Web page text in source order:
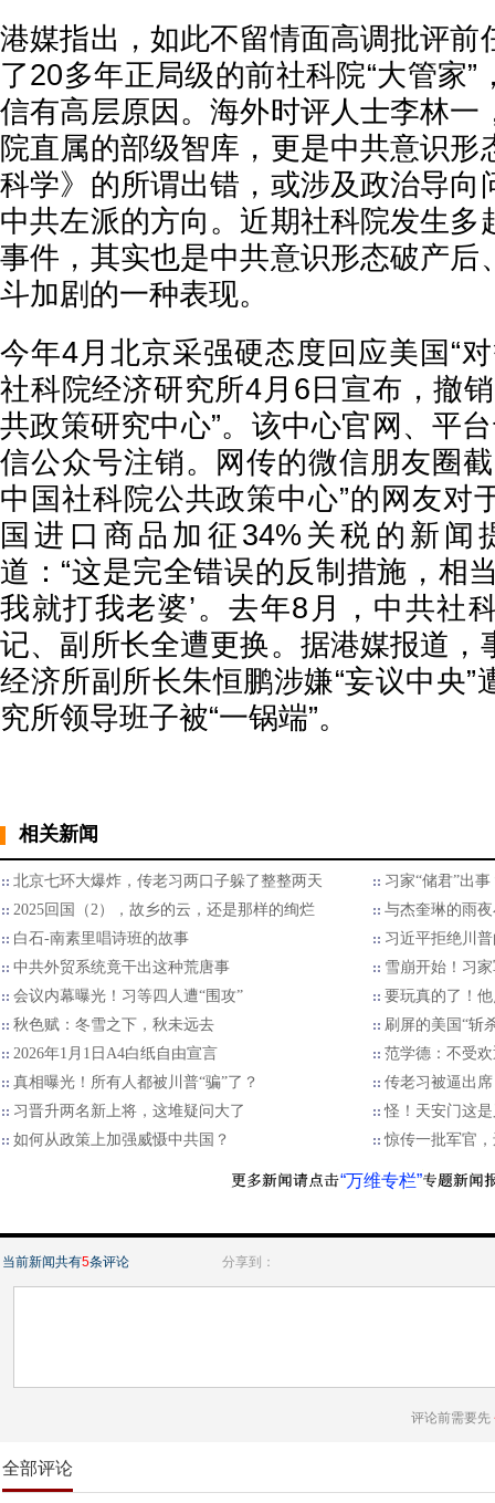
港媒指出，如此不留情面高调批评前
了20多年正局级的前社科院“大管家
信有高层原因。海外时评人士李林一
院直属的部级智库，更是中共意识形
科学》的所谓出错，或涉及政治导向
中共左派的方向。近期社科院发生多
事件，其实也是中共意识形态破产后
斗加剧的一种表现。
今年4月北京采强硬态度回应美国“
社科院经济研究所4月6日宣布，撤
共政策研究中心”。该中心官网、平
信公众号注销。网传的微信朋友圈
中国社科院公共政策中心”的网友对
国进口商品加征34%关税的新闻
道：“这是完全错误的反制措施，相
我就打我老婆’。去年8月，中共社
记、副所长全遭更换。据港媒报道，
经济所副所长朱恒鹏涉嫌“妄议中央”
究所领导班子被“一锅端”。
相关新闻
北京七环大爆炸，传老习两口子躲了整整两天
习家“储君”出
2025回国（2），故乡的云，还是那样的绚烂
与杰奎琳的雨
白石-南素里唱诗班的故事
习近平拒绝川普
中共外贸系统竟干出这种荒唐事
雪崩开始！习
会议内幕曝光！习等四人遭“围攻”
要玩真的了！
秋色赋：冬雪之下，秋未远去
刷屏的美国“斩
2026年1月1日A4白纸自由宣言
范学德：不受
真相曝光！所有人都被川普“骗”了？
传老习被逼出
习晋升两名新上将，这堆疑问大了
怪！天安门这
如何从政策上加强威慑中共国？
惊传一批军官
“万维专栏”
当前新闻共有5条评论 分享到：
评论前需要先
全部评论